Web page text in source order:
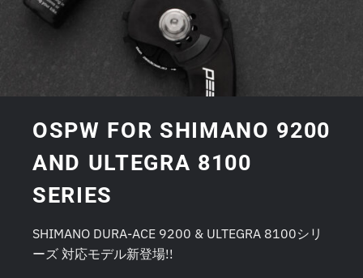
OSPW FOR SHIMANO 9200
AND ULTEGRA 8100
SERIES
SHIMANO DURA-ACE 9200 & ULTEGRA 8100シリ
ーズ 対応モデル新登場!!